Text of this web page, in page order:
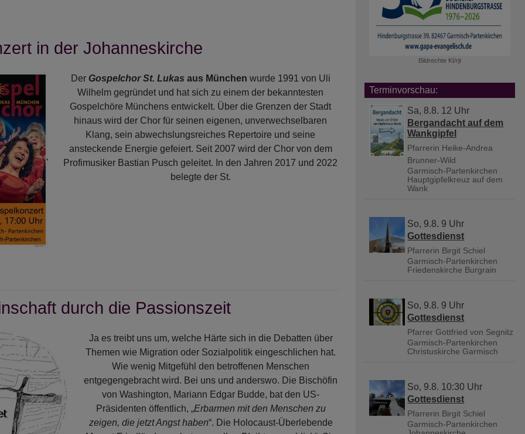
in der Johanneskirche
Der Gospelchor St. Lukas aus München wurde 1991 von Uli
Wilhelm gegründet und hat sich zu einem der bekanntesten
Gospelchöre Münchens entwickelt. Über die Grenzen der Stadt
hinaus wird der Chor für seinen eigenen, unverwechselbaren
Klang, sein abwechslungsreiches Repertoire und seine
ansteckende Energie gefeiert. Seit 2007 wird der Chor von dem
Profimusiker Bastian Pusch geleitet. In den Jahren 2017 und 2022
belegte der St.
durch die Passionszeit
Ja es treibt uns um, welche Härte sich in die Debatten über
Themen wie Migration oder Sozialpolitik eingeschlichen hat.
Wie wenig Mitgefühl den betroffenen Menschen
entgegengebracht wird. Bei uns und anderswo. Die Bischöfin
von Washington, Mariann Edgar Budde, bat den US-
Präsidenten öffentlich, „Erbarmen mit den Menschen zu
zeigen, die jetzt Angst haben“. Die Holocaust-Überlebende
Bildrechte KI/rjt
Terminvorschau:
Sa, 8.8. 12 Uhr
Bergandacht auf dem
Wankgipfel
Pfarrerin Heike-Andrea
Brunner-Wild
Garmisch-Partenkirchen
Hauptgipfelkreuz auf dem
Wank
So, 9.8. 9 Uhr
Gottesdienst
Pfarrerin Birgit Schiel
Garmisch-Partenkirchen
Friedenskirche Burgrain
So, 9.8. 9 Uhr
Gottesdienst
Pfarrer Gottfried von Segnitz
Garmisch-Partenkirchen
Christuskirche Garmisch
So, 9.8. 10:30 Uhr
Gottesdienst
Pfarrerin Birgit Schiel
Garmisch-Partenkirchen